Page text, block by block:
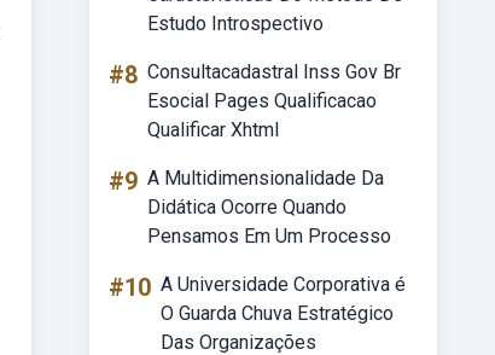
Estudo Introspectivo
#8 Consultacadastral Inss Gov Br
Esocial Pages Qualificacao
Qualificar Xhtml
#9 A Multidimensionalidade Da
Didática Ocorre Quando
Pensamos Em Um Processo
#10 A Universidade Corporativa é
O Guarda Chuva Estratégico
Das Organizações